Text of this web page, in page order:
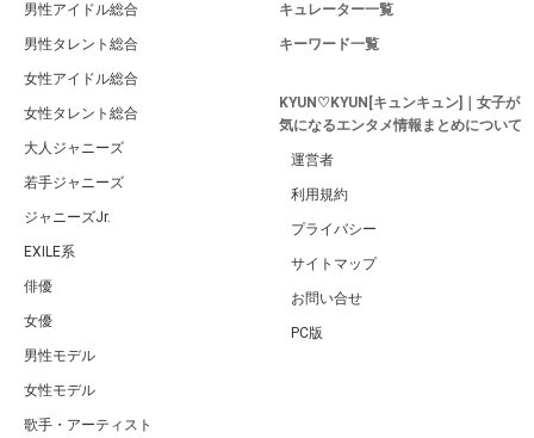
男性アイドル総合
男性タレント総合
女性アイドル総合
女性タレント総合
大人ジャニーズ
若手ジャニーズ
ジャニーズJr.
EXILE系
俳優
女優
男性モデル
女性モデル
歌手・アーティスト
キュレーター一覧
キーワード一覧
KYUN♡KYUN[キュンキュン]｜女子が
気になるエンタメ情報まとめについて
運営者
利用規約
プライバシー
サイトマップ
お問い合せ
PC版